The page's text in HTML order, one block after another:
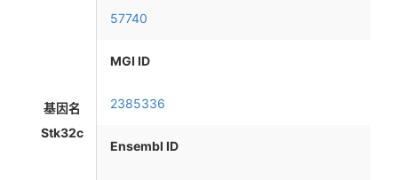
基因名
Stk32c
57740
MGI ID
2385336
Ensembl ID